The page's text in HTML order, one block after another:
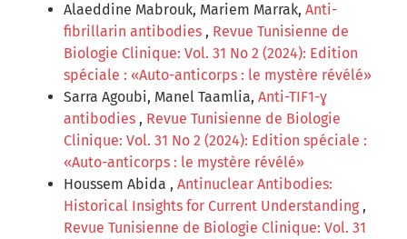
Alaeddine Mabrouk, Mariem Marrak, Anti-
fibrillarin antibodies , Revue Tunisienne de
Biologie Clinique: Vol. 31 No 2 (2024): Edition
spéciale : «Auto-anticorps : le mystère révélé»
Sarra Agoubi, Manel Taamlia, Anti-TIF1-ɣ
antibodies , Revue Tunisienne de Biologie
Clinique: Vol. 31 No 2 (2024): Edition spéciale :
«Auto-anticorps : le mystère révélé»
Houssem Abida , Antinuclear Antibodies:
Historical Insights for Current Understanding,
Revue Tunisienne de Biologie Clinique: Vol. 31